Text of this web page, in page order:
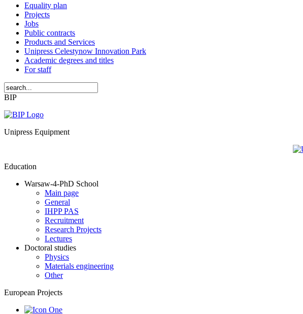
Equality plan
Projects
Jobs
Public contracts
Products and Services
Unipress Celestynow Innovation Park
Academic degrees and titles
For staff
BIP
Unipress Equipment
Education
Warsaw-4-PhD School
Main page
General
IHPP PAS
Recruitment
Research Projects
Lectures
Doctoral studies
Physics
Materials engineering
Other
European Projects